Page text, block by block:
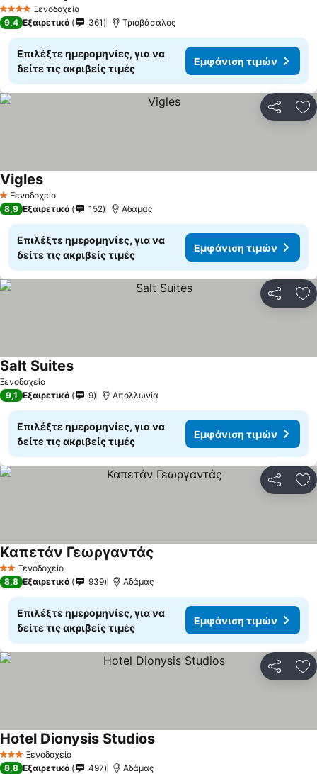
4 ΑστέριαΞενοδοχείο
9,4 Εξαιρετικό 361 Τριοβάσαλος
Επιλέξτε ημερομηνίες, για να
δείτε τις ακριβείς τιμές
Εμφάνιση τιμών
1 Αστέρια
Ξενοδοχείο
Vigles
8,9 Εξαιρετικό 152 Αδάμας
Επιλέξτε ημερομηνίες, για να
δείτε τις ακριβείς τιμές
Εμφάνιση τιμών
Ξενοδοχείο
Salt Suites
9,1 Εξαιρετικό 9 Απολλωνία
Επιλέξτε ημερομηνίες, για να
δείτε τις ακριβείς τιμές
Εμφάνιση τιμών
2 ΑστέριαΞενοδοχείο
Καπετάν Γεωργαντάς
8,8 Εξαιρετικό 939 Αδάμας
Επιλέξτε ημερομηνίες, για να
δείτε τις ακριβείς τιμές
Εμφάνιση τιμών
3 ΑστέριαΞενοδοχείο
Hotel Dionysis Studios
8,8 Εξαιρετικό 497 Αδάμας